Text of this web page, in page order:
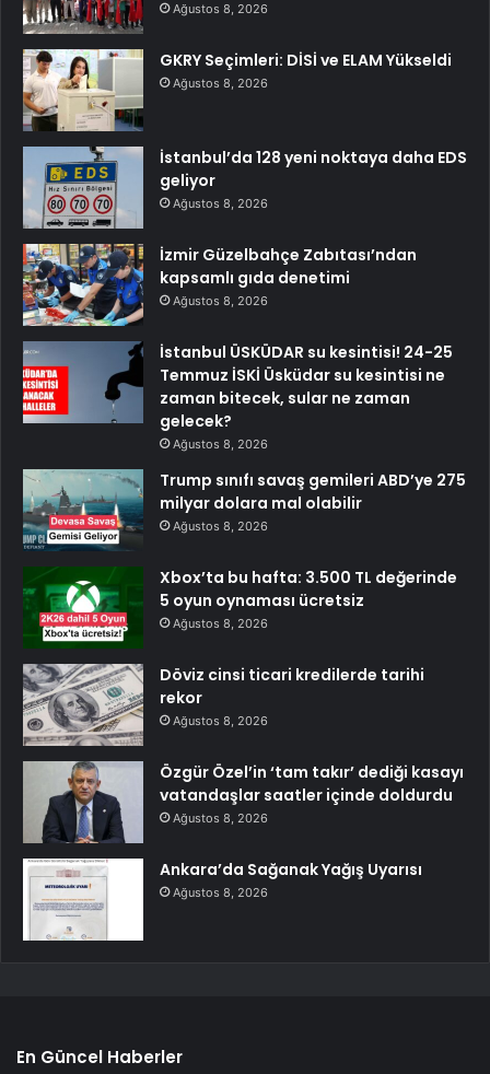
Ağustos 8, 2026
GKRY Seçimleri: DİSİ ve ELAM Yükseldi
Ağustos 8, 2026
İstanbul’da 128 yeni noktaya daha EDS
geliyor
Ağustos 8, 2026
İzmir Güzelbahçe Zabıtası’ndan
kapsamlı gıda denetimi
Ağustos 8, 2026
İstanbul ÜSKÜDAR su kesintisi! 24-25
Temmuz İSKİ Üsküdar su kesintisi ne
zaman bitecek, sular ne zaman
gelecek?
Ağustos 8, 2026
Trump sınıfı savaş gemileri ABD’ye 275
milyar dolara mal olabilir
Ağustos 8, 2026
Xbox’ta bu hafta: 3.500 TL değerinde
5 oyun oynaması ücretsiz
Ağustos 8, 2026
Döviz cinsi ticari kredilerde tarihi
rekor
Ağustos 8, 2026
Özgür Özel’in ‘tam takır’ dediği kasayı
vatandaşlar saatler içinde doldurdu
Ağustos 8, 2026
Ankara’da Sağanak Yağış Uyarısı
Ağustos 8, 2026
En Güncel Haberler